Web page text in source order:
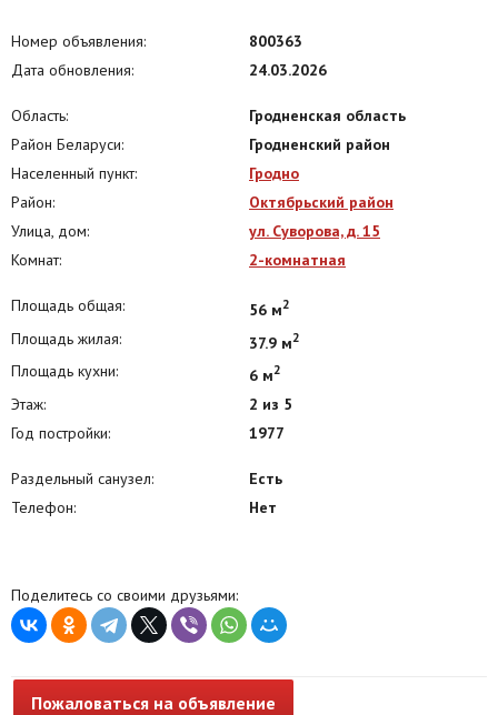
Номер объявления:
800363
Дата обновления:
24.03.2026
Область:
Гродненская область
Район Беларуси:
Гродненский район
Населенный пункт:
Гродно
Район:
Октябрьский район
Улица, дом:
ул. Суворова, д. 15
Комнат:
2-комнатная
Площадь общая: 56 м2
Площадь жилая: 37.9 м2
Площадь кухни: 6 м2
Этаж:
2 из 5
Год постройки:
1977
Раздельный санузел:
Есть
Телефон:
Нет
Поделитесь со своими друзьями:
Пожаловаться на объявление